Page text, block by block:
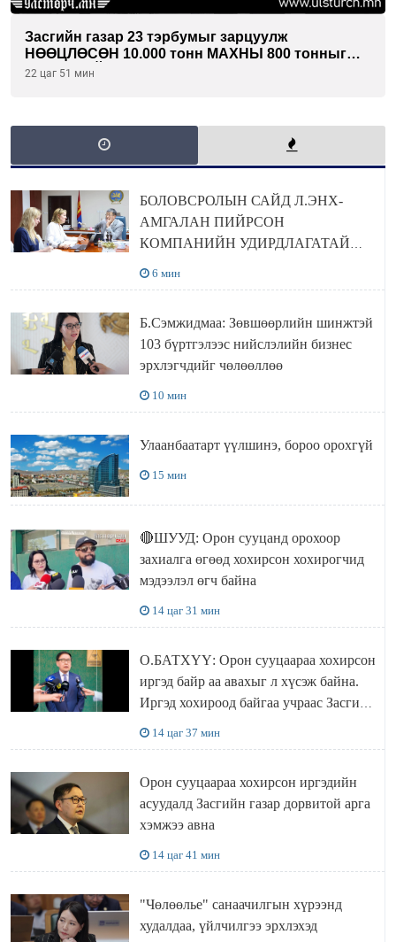
Засгийн газар 23 тэрбумыг зарцуулж
НӨӨЦЛӨСӨН 10.000 тонн МАХНЫ 800 тонныг
ХЭН ХУЛГЙАЛСАН бэ...
22 цаг 51 мин
БОЛОВСРОЛЫН САЙД Л.ЭНХ-
АМГАЛАН ПИЙРСОН
КОМПАНИЙН УДИРДЛАГАТАЙ
6 мин
Б.Сэмжидмаа: Зөвшөөрлийн шинжтэй
103 бүртгэлээс нийслэлийн бизнес
эрхлэгчдийг чөлөөллөө
10 мин
Улаанбаатарт үүлшинэ, бороо орохгүй
15 мин
🔴ШУУД: Орон сууцанд орохоор
захиалга өгөөд хохирсон хохирогчид
мэдээлэл өгч байна
14 цаг 31 мин
О.БАТХҮҮ: Орон сууцаараа хохирсон
иргэд байр аа авахыг л хүсэж байна.
Иргэд хохироод байгаа учраас Засгийн
14 цаг 37 мин
Орон сууцаараа хохирсон иргэдийн
асуудалд Засгийн газар дорвитой арга
хэмжээ авна
14 цаг 41 мин
"Чөлөөлье" санаачилгын хүрээнд
худалдаа, үйлчилгээ эрхлэхэд